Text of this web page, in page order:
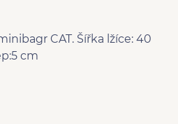
CAT. Šířka lžíce: 40
cm